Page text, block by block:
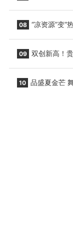
08 “凉资源”变“
09 双创新高！
10 品盛夏金芒